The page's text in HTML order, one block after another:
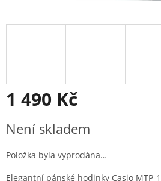
1 490 Kč
cena:
Není skladem
Položka byla vyprodána…
Elegantní pánské hodinky Casio MTP-